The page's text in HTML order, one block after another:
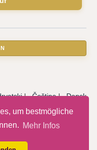
um bestmögliche
Mehr Infos
|Čeština|Dansk
Français | Ελληνικά
| Português
|Slovenščina
Türkçe